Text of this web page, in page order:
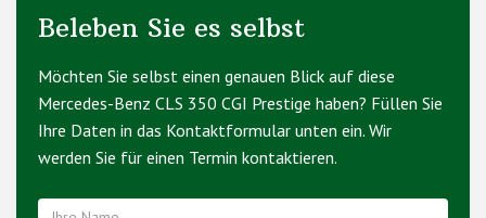
Beleben Sie es selbst
Möchten Sie selbst einen genauen Blick auf diese
Mercedes-Benz CLS 350 CGI Prestige haben? Füllen Sie
Ihre Daten in das Kontaktformular unten ein. Wir
werden Sie für einen Termin kontaktieren.